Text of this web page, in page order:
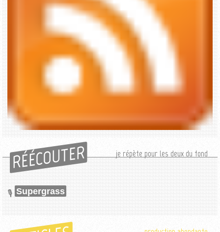
RÉÉCOUTER je répète pour les deux du fond
Supergrass